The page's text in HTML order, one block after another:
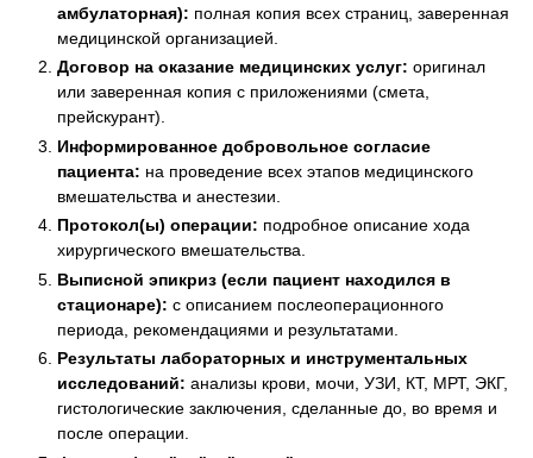
амбулаторная): полная копия всех страниц, заверенная
медицинской организацией.
Договор на оказание медицинских услуг: оригинал
или заверенная копия с приложениями (смета,
прейскурант).
Информированное добровольное согласие
пациента: на проведение всех этапов медицинского
вмешательства и анестезии.
Протокол(ы) операции: подробное описание хода
хирургического вмешательства.
Выписной эпикриз (если пациент находился в
стационаре): с описанием послеоперационного
периода, рекомендациями и результатами.
Результаты лабораторных и инструментальных
исследований: анализы крови, мочи, УЗИ, КТ, МРТ, ЭКГ,
гистологические заключения, сделанные до, во время и
после операции.